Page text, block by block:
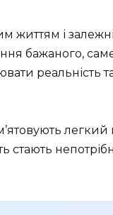
життям і
бажаного,
реальність
стають